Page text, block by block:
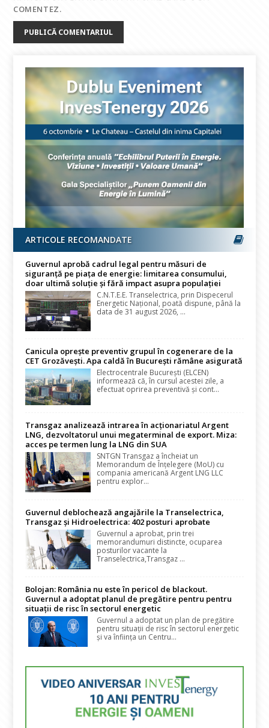
COMENTEZ.
ARTICOLE RECOMANDATE
Guvernul aprobă cadrul legal pentru măsuri de
siguranță pe piața de energie: limitarea consumului,
doar ultimă soluție și fără impact asupra populației
C.N.T.E.E. Transelectrica, prin Dispecerul
Energetic Național, poată dispune, până la
data de 31 august 2026, ...
Canicula oprește preventiv grupul în cogenerare de la
CET Grozăvești. Apa caldă în București rămâne asigurată
Electrocentrale București (ELCEN)
informează că, în cursul acestei zile, a
efectuat oprirea preventivă și cont...
Transgaz analizează intrarea în acționariatul Argent
LNG, dezvoltatorul unui megaterminal de export. Miza:
acces pe termen lung la LNG din SUA
SNTGN Transgaz a încheiat un
Memorandum de Înțelegere (MoU) cu
compania americană Argent LNG LLC
pentru explor...
Guvernul deblochează angajările la Transelectrica,
Transgaz și Hidroelectrica: 402 posturi aprobate
Guvernul a aprobat, prin trei
memorandumuri distincte, ocuparea
posturilor vacante la
Transelectrica,Transgaz ...
Bolojan: România nu este în pericol de blackout.
Guvernul a adoptat planul de pregătire pentru pentru
situații de risc în sectorul energetic
Guvernul a adoptat un plan de pregătire
pentru situații de risc în sectorul energetic
și va înființa un Centru...